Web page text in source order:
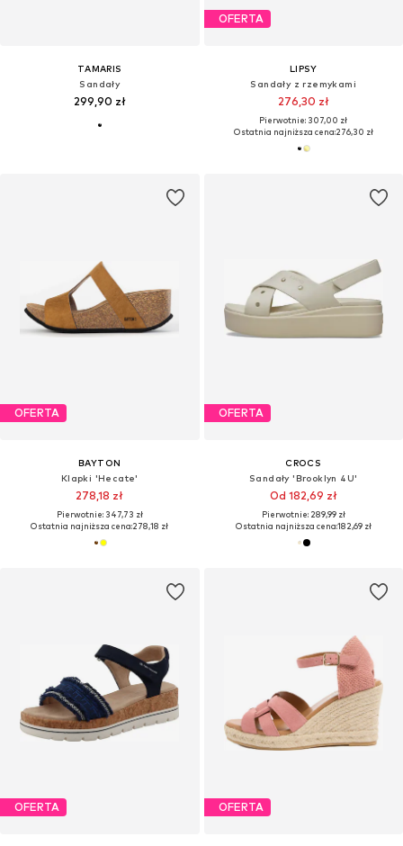
TAMARIS
Sandały
299,90 zł
OFERTA
LIPSY
Sandały z rzemykami
276,30 zł
Pierwotnie: 307,00 zł
Ostatnia najniższa cena:276,30 zł
OFERTA
BAYTON
Klapki 'Hecate'
278,18 zł
Pierwotnie: 347,73 zł
Ostatnia najniższa cena:278,18 zł
OFERTA
CROCS
Sandały 'Brooklyn 4U'
Od 182,69 zł
Pierwotnie: 289,99 zł
Ostatnia najniższa cena:182,69 zł
OFERTA OFERTA